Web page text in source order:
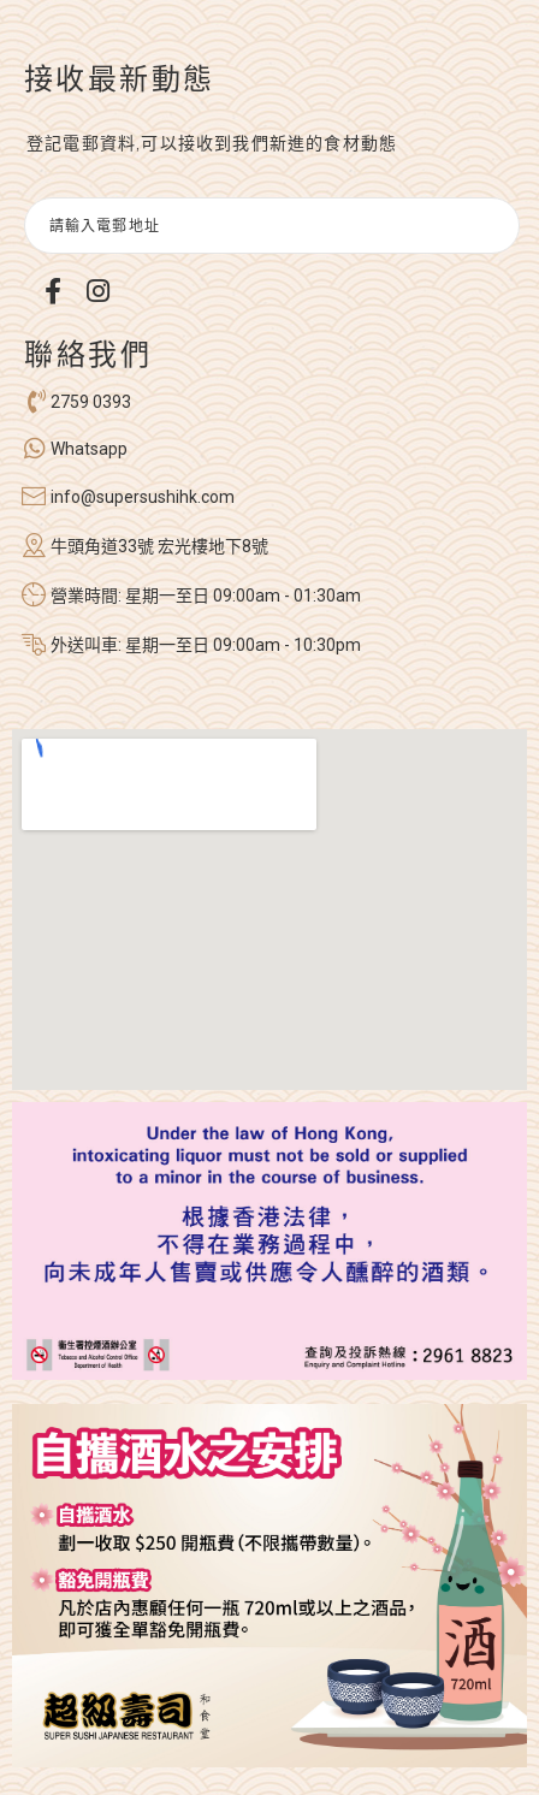
接收最新動態
登記電郵資料,可以接收到我們新進的食材動態
聯絡我們
2759 0393
Whatsapp
info@supersushihk.com
牛頭角道33號 宏光樓地下8號
營業時間: 星期一至日 09:00am - 01:30am
外送叫車: 星期一至日 09:00am - 10:30pm